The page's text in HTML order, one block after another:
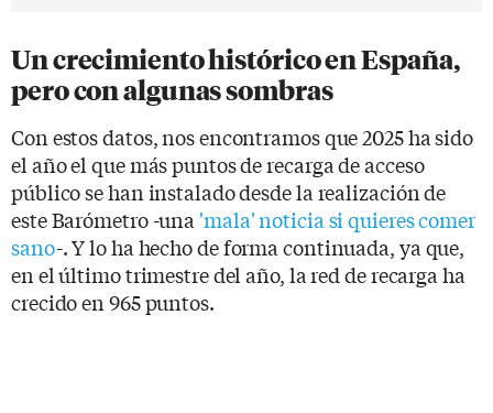
Un crecimiento histórico en España,
pero con algunas sombras
Con estos datos, nos encontramos que 2025 ha sido
el año el que más puntos de recarga de acceso
público se han instalado desde la realización de
este Barómetro -una 'mala' noticia si quieres comer
sano-. Y lo ha hecho de forma continuada, ya que,
en el último trimestre del año, la red de recarga ha
crecido en 965 puntos.